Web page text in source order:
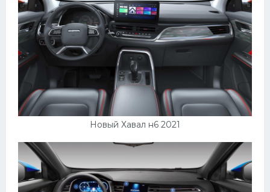
Новый Хавал н6 2021